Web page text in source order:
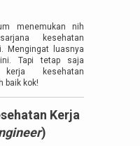
menemukan nih
kesehatan
Mengingat luasnya
Tapi tetap saja
kerja kesehatan
baik kok!
Kerja
)